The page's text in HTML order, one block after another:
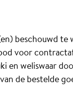
beschouwd te
voor
weliswaar
de bestelde